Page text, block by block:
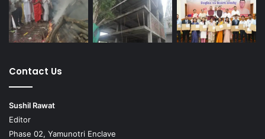
Contact Us
Sushil Rawat
Editor
Phase 02, Yamunotri Enclave